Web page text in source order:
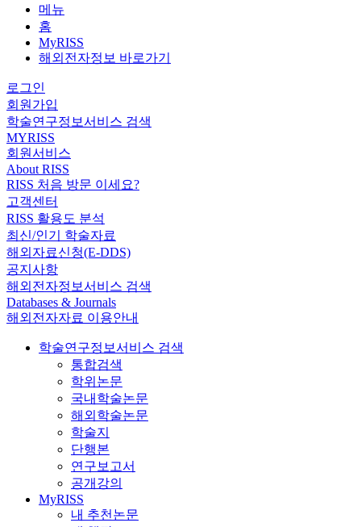
메뉴
홈
MyRISS
해외전자정보 바로가기
로그인
회원가입
학술연구정보서비스 검색
MYRISS
회원서비스
About RISS
RISS 처음 방문 이세요?
고객센터
RISS 활용도 분석
최신/인기 학술자료
해외자료신청(E-DDS)
공지사항
해외전자정보서비스 검색
Databases & Journals
해외전자자료 이용안내
학술연구정보서비스 검색
통합검색
학위논문
국내학술논문
해외학술논문
학술지
단행본
연구보고서
공개강의
MyRISS
내 추천논문